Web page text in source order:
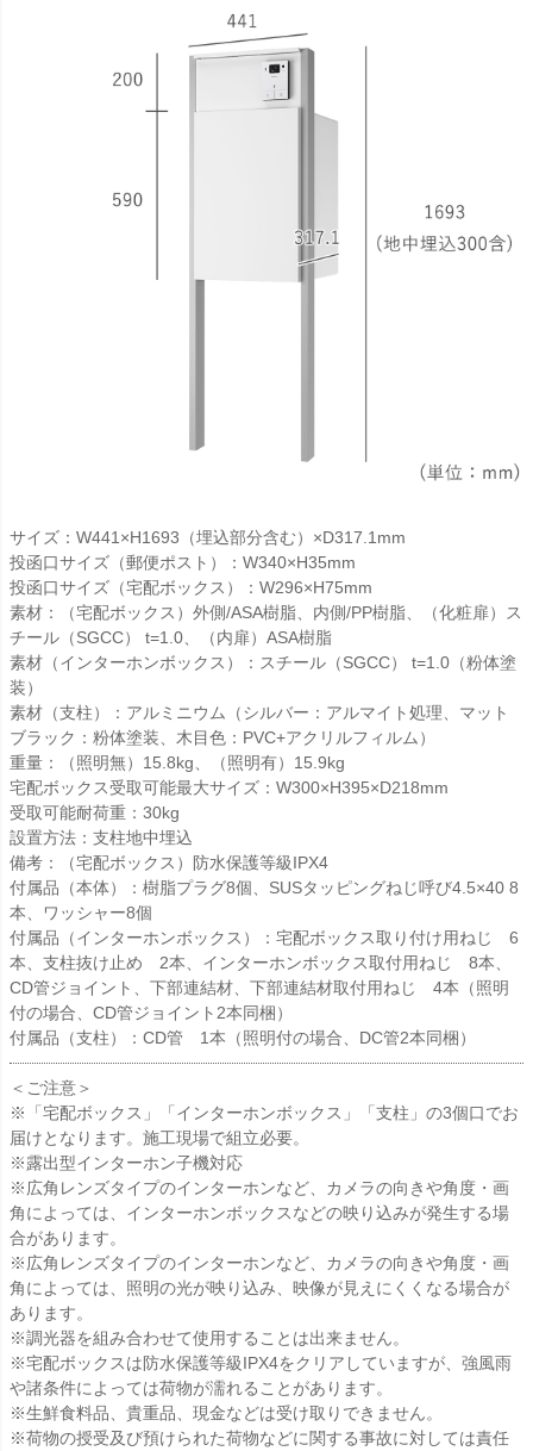
サイズ：W441×H1693（埋込部分含む）×D317.1mm
投函口サイズ（郵便ポスト）：W340×H35mm
投函口サイズ（宅配ボックス）：W296×H75mm
素材：（宅配ボックス）外側/ASA樹脂、内側/PP樹脂、（化粧扉）ス
チール（SGCC） t=1.0、（内扉）ASA樹脂
素材（インターホンボックス）：スチール（SGCC） t=1.0（粉体塗
装）
素材（支柱）：アルミニウム（シルバー：アルマイト処理、マット
ブラック：粉体塗装、木目色：PVC+アクリルフィルム）
重量：（照明無）15.8kg、（照明有）15.9kg
宅配ボックス受取可能最大サイズ：W300×H395×D218mm
受取可能耐荷重：30kg
設置方法：支柱地中埋込
備考：（宅配ボックス）防水保護等級IPX4
付属品（本体）：樹脂プラグ8個、SUSタッピングねじ呼び4.5×40 8
本、ワッシャー8個
付属品（インターホンボックス）：宅配ボックス取り付け用ねじ 6
本、支柱抜け止め 2本、インターホンボックス取付用ねじ 8本、
CD管ジョイント、下部連結材、下部連結材取付用ねじ 4本（照明
付の場合、CD管ジョイント2本同梱）
付属品（支柱）：CD管 1本（照明付の場合、DC管2本同梱）
＜ご注意＞
※「宅配ボックス」「インターホンボックス」「支柱」の3個口でお
届けとなります。施工現場で組立必要。
※露出型インターホン子機対応
※広角レンズタイプのインターホンなど、カメラの向きや角度・画
角によっては、インターホンボックスなどの映り込みが発生する場
合があります。
※広角レンズタイプのインターホンなど、カメラの向きや角度・画
角によっては、照明の光が映り込み、映像が見えにくくなる場合が
あります。
※調光器を組み合わせて使用することは出来ません。
※宅配ボックスは防水保護等級IPX4をクリアしていますが、強風雨
や諸条件によっては荷物が濡れることがあります。
※生鮮食料品、貴重品、現金などは受け取りできません。
※荷物の授受及び預けられた荷物などに関する事故に対しては責任